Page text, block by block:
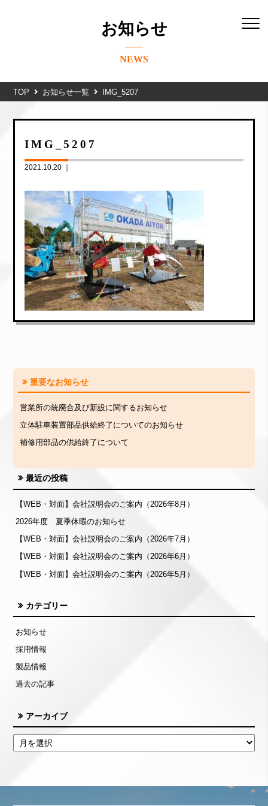
お知らせ
NEWS
TOP お知らせ一覧 IMG_5207
IMG_5207
2021.10.20 ｜
重要なお知らせ
営業所の統廃合及び新設に関するお知らせ
立体駐車装置部品供給終了についてのお知らせ
補修用部品の供給終了について
最近の投稿
【WEB・対面】会社説明会のご案内（2026年8月）
2026年度 夏季休暇のお知らせ
【WEB・対面】会社説明会のご案内（2026年7月）
【WEB・対面】会社説明会のご案内（2026年6月）
【WEB・対面】会社説明会のご案内（2026年5月）
カテゴリー
お知らせ
採用情報
製品情報
過去の記事
アーカイブ